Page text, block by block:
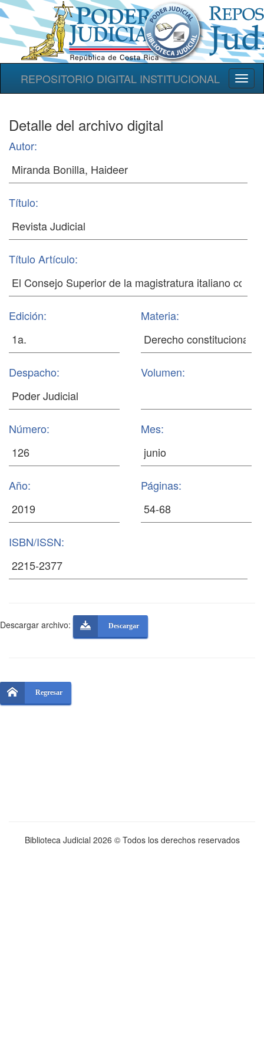
REPOSITORIO DIGITAL INSTITUCIONAL
Detalle del archivo digital
Autor:
Título:
Título Artículo:
Edición: Materia:
Despacho: Volumen:
Número: Mes:
Año: Páginas:
ISBN/ISSN:
Descargar archivo: Descargar
Regresar
Biblioteca Judicial 2026 © Todos los derechos reservados